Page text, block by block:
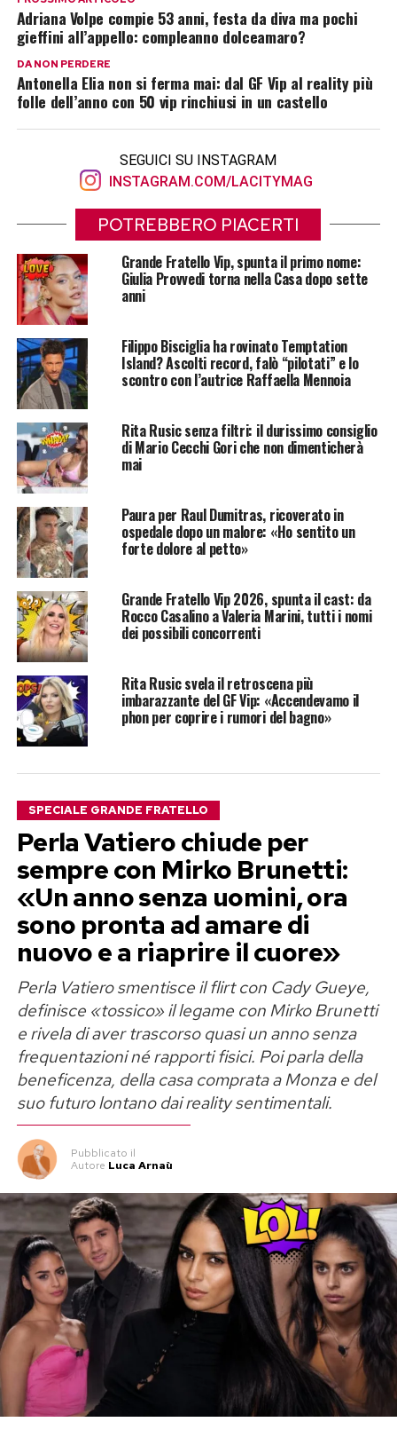
Adriana Volpe compie 53 anni, festa da diva ma pochi
gieffini all’appello: compleanno dolceamaro?
DA NON PERDERE
Antonella Elia non si ferma mai: dal GF Vip al reality più
folle dell’anno con 50 vip rinchiusi in un castello
SEGUICI SU INSTAGRAM
INSTAGRAM.COM/LACITYMAG
POTREBBERO PIACERTI
Grande Fratello Vip, spunta il primo nome:
Giulia Provvedi torna nella Casa dopo sette
anni
Filippo Bisciglia ha rovinato Temptation
Island? Ascolti record, falò “pilotati” e lo
scontro con l’autrice Raffaella Mennoia
Rita Rusic senza filtri: il durissimo consiglio
di Mario Cecchi Gori che non dimenticherà
mai
Paura per Raul Dumitras, ricoverato in
ospedale dopo un malore: «Ho sentito un
forte dolore al petto»
Grande Fratello Vip 2026, spunta il cast: da
Rocco Casalino a Valeria Marini, tutti i nomi
dei possibili concorrenti
Rita Rusic svela il retroscena più
imbarazzante del GF Vip: «Accendevamo il
phon per coprire i rumori del bagno»
SPECIALE GRANDE FRATELLO
Perla Vatiero chiude per
sempre con Mirko Brunetti:
«Un anno senza uomini, ora
sono pronta ad amare di
nuovo e a riaprire il cuore»
Perla Vatiero smentisce il flirt con Cady Gueye,
definisce «tossico» il legame con Mirko Brunetti
e rivela di aver trascorso quasi un anno senza
frequentazioni né rapporti fisici. Poi parla della
beneficenza, della casa comprata a Monza e del
suo futuro lontano dai reality sentimentali.
Pubblicato il
Autore Luca Arnaù